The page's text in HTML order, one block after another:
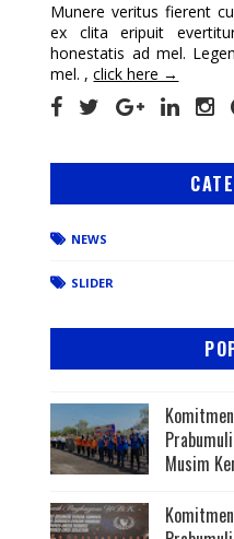
Munere veritus fierent
ex clita eripuit
honestatis ad mel.
mel. ,click here →
NEWS
SLIDER
Musim